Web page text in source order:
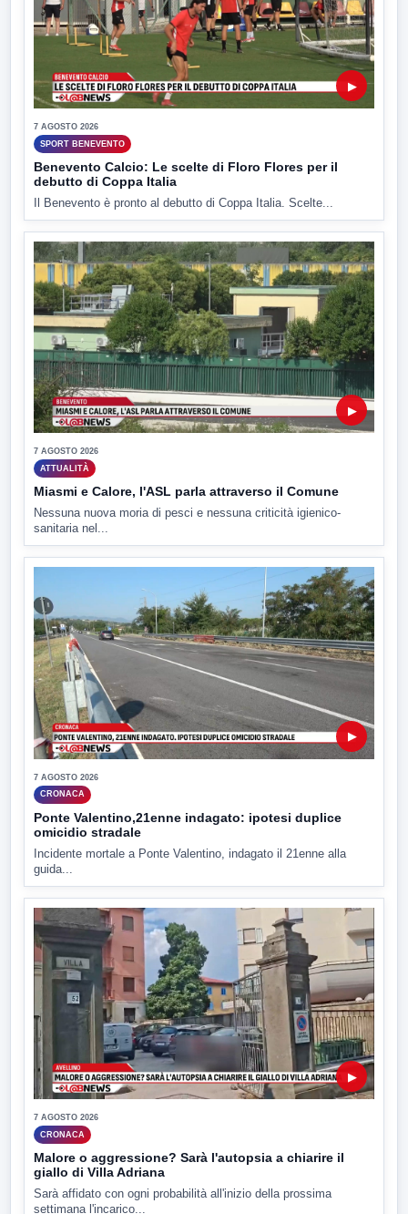
▶
7 AGOSTO 2026
SPORT BENEVENTO
Benevento Calcio: Le scelte di Floro Flores per il
debutto di Coppa Italia
Il Benevento è pronto al debutto di Coppa Italia. Scelte...
▶
7 AGOSTO 2026
ATTUALITÀ
Miasmi e Calore, l'ASL parla attraverso il Comune
Nessuna nuova moria di pesci e nessuna criticità igienico-
sanitaria nel...
▶
7 AGOSTO 2026
CRONACA
Ponte Valentino,21enne indagato: ipotesi duplice
omicidio stradale
Incidente mortale a Ponte Valentino, indagato il 21enne alla
guida...
▶
7 AGOSTO 2026
CRONACA
Malore o aggressione? Sarà l'autopsia a chiarire il
giallo di Villa Adriana
Sarà affidato con ogni probabilità all'inizio della prossima
settimana l'incarico...